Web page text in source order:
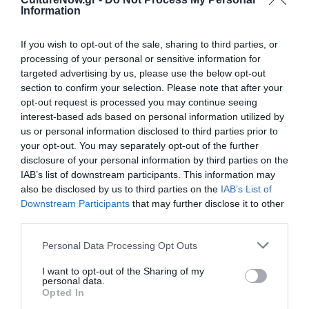
Information
If you wish to opt-out of the sale, sharing to third parties, or
processing of your personal or sensitive information for
targeted advertising by us, please use the below opt-out
section to confirm your selection. Please note that after your
opt-out request is processed you may continue seeing
interest-based ads based on personal information utilized by
us or personal information disclosed to third parties prior to
your opt-out. You may separately opt-out of the further
disclosure of your personal information by third parties on the
IAB’s list of downstream participants. This information may
also be disclosed by us to third parties on the IAB’s List of
Downstream Participants that may further disclose it to other
Personal Data Processing Opt Outs
I want to opt-out of the Sharing of my
personal data.
Opted In
του όχι μόνο τον αθλητή, αλλά τον φορέα μιας
τοπίο εγγράφουν την αθλητική ταυτότητα σε ένα
οικείο, ελληνικό περιβάλλον, γεφυρώνοντας δημόσια
διάκριση και ιδιωτικό βίο.
Η έκθεση παρουσιάζεται στον Δήμο Αμαρουσίου, σε μια
έκθεση που φέρει το όνομα του Σπύρου Λούη,
συνδέοντας συμβολικά δύο ιστορικές στιγμές του
ελληνικού στίβου. Το Μαρούσι, τόπος με βαριά
αθλητική παράδοση, καθίσταται έτσι χώρος
συνάντησης μνήμης και σύγχρονης δημιουργίας.
Παράλληλα, η παρουσία ζωγραφικών έργων μου με την
το 2006 αλλά και ως αθλούμενη υπό την καθοδήγηση
του Ζαχαρόπουλου στον κοινό τόπο καταγωγής μας,
την Κυπαρισσία Μεσσηνίας και στο Ολυμπιακό Στάδιο
ως μέλος της ομάδας GR.RUNNERS, εισάγει μια